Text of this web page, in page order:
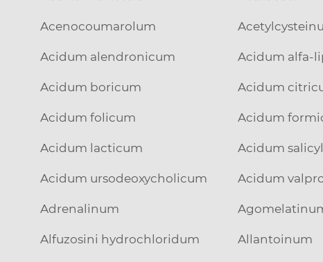
Acenocoumarolum
Acidum alendronicum Acidum alfa-
Acidum boricum Acidum
Acidum folicum Acidum
Acidum lacticum Acidum
Acidum ursodeoxycholicum Acidum
Adrenalinum
Alfuzosini hydrochloridum Allantoinum